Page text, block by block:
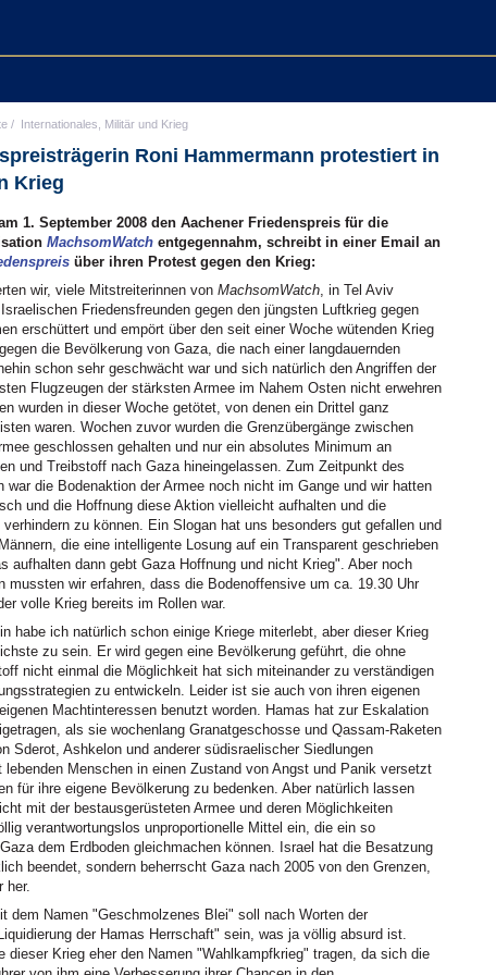
/ Internationales, Militär und Krieg
Roni Hammermann protestiert in
Krieg
1. September 2008 den Aachener Friedenspreis für die
MachsomWatch entgegennahm, schreibt in einer Email an
über ihren Protest gegen den Krieg:
wir, viele Mitstreiterinnen von MachsomWatch, in Tel Aviv
Friedensfreunden gegen den jüngsten Luftkrieg gegen
erschüttert und empört über den seit einer Woche wütenden Krieg
die Bevölkerung von Gaza, die nach einer langdauernden
schon sehr geschwächt war und sich natürlich den Angriffen der
Flugzeugen der stärksten Armee im Nahem Osten nicht erwehren
wurden in dieser Woche getötet, von denen ein Drittel ganz
waren. Wochen zuvor wurden die Grenzübergänge zwischen
geschlossen gehalten und nur ein absolutes Minimum an
und Treibstoff nach Gaza hineingelassen. Zum Zeitpunkt des
war die Bodenaktion der Armee noch nicht im Gange und wir hatten
und die Hoffnung diese Aktion vielleicht aufhalten und die
zu können. Ein Slogan hat uns besonders gut gefallen und
die eine intelligente Losung auf ein Transparent geschrieben
aufhalten dann gebt Gaza Hoffnung und nicht Krieg". Aber noch
mussten wir erfahren, dass die Bodenoffensive um ca. 19.30 Uhr
volle Krieg bereits im Rollen war.
habe ich natürlich schon einige Kriege miterlebt, aber dieser Krieg
zu sein. Er wird gegen eine Bevölkerung geführt, die ohne
nicht einmal die Möglichkeit hat sich miteinander zu verständigen
zu entwickeln. Leider ist sie auch von ihren eigenen
Machtinteressen benutzt worden. Hamas hat zur Eskalation
als sie wochenlang Granatgeschosse und Qassam-Raketen
Sderot, Ashkelon und anderer südisraelischer Siedlungen
lebenden Menschen in einen Zustand von Angst und Panik versetzt
für ihre eigene Bevölkerung zu bedenken. Aber natürlich lassen
mit der bestausgerüsteten Armee und deren Möglichkeiten
verantwortungslos unproportionelle Mittel ein, die ein so
dem Erdboden gleichmachen können. Israel hat die Besatzung
beendet, sondern beherrscht Gaza nach 2005 von den Grenzen,
her.
dem Namen "Geschmolzenes Blei" soll nach Worten der
der Hamas Herrschaft" sein, was ja völlig absurd ist.
dieser Krieg eher den Namen "Wahlkampfkrieg" tragen, da sich die